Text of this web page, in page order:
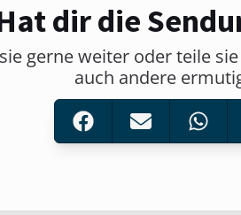
dir die
gerne weiter oder teile
auch andere